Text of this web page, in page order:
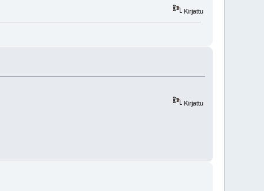
Kirjattu
Kirjattu